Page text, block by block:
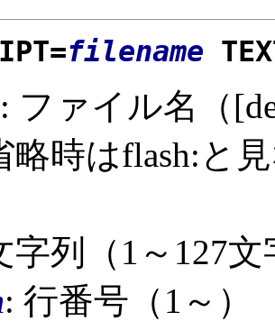
filename
: ファイル名（
略時はflash:と
字列（1～127文
: 行番号（1～）